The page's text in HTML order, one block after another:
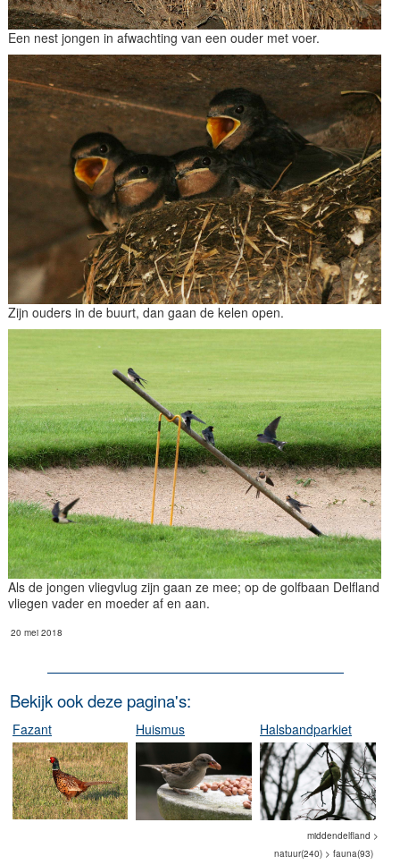
Een nest jongen in afwachting van een ouder met voer.
Zijn ouders in de buurt, dan gaan de kelen open.
Als de jongen vliegvlug zijn gaan ze mee; op de golfbaan Delfland
vliegen vader en moeder af en aan.
20 mei 2018
Bekijk ook deze pagina's:
Fazant Huismus Halsbandparkiet
middendelfland >
natuur(240) > fauna(93)